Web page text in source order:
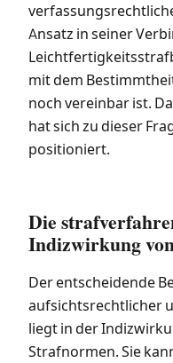
Ansatz in seiner
mit dem
noch vereinbar ist.
hat sich zu dieser
positioniert.
Die
Indizwirkung
Der entscheidende
aufsichtsrechtlicher
liegt in der
Strafnormen. Sie